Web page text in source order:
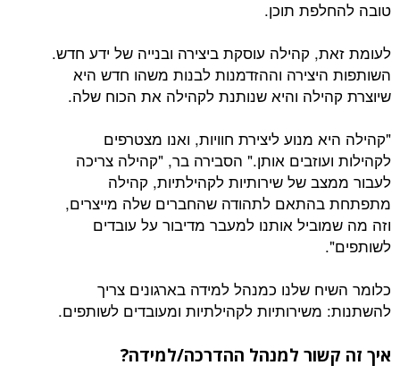
טובה להחלפת תוכן.
לעומת זאת, קהילה עוסקת ביצירה ובנייה של ידע חדש.
השותפות היצירה וההזדמנות לבנות משהו חדש היא
שיוצרת קהילה והיא שנותנת לקהילה את הכוח שלה.
"קהילה היא מנוע ליצירת חוויות, ואנו מצטרפים
לקהילות ועוזבים אותן." הסבירה בר, "קהילה צריכה
לעבור ממצב של שירותיות לקהילתיות, קהילה
מתפתחת בהתאם לתהודה שהחברים שלה מייצרים,
וזה מה שמוביל אותנו למעבר מדיבור על עובדים
לשותפים".
כלומר השיח שלנו כמנהל למידה בארגונים צריך
להשתנות: משירותיות לקהילתיות ומעובדים לשותפים.
איך זה קשור למנהל ההדרכה/למידה?